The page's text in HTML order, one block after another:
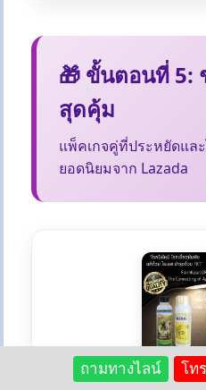
🎁 ขั้นตอนที่ 5:
สุดคุ้ม
แพ็คเกจคู่ที่ประหยัดแล
ยอดนิยมจาก Lazada
ถามทางไลน์ โท